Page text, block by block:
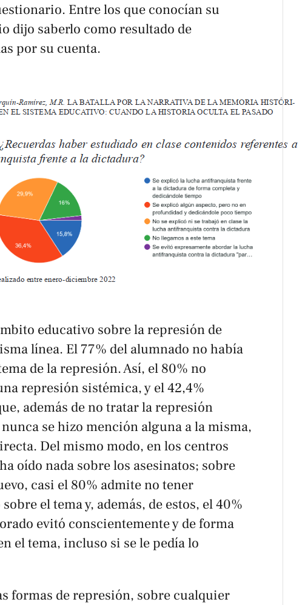
Entre los que conocían su
dijo saberlo como resultado de
por su cuenta.
educativo sobre la represión de
línea. El 77% del alumnado no había
de la represión. Así, el 80% no
represión sistémica, y el 42,4%
además de no tratar la represión
se hizo mención alguna a la misma,
Del mismo modo, en los centros
oído nada sobre los asesinatos; sobre
casi el 80% admite no tener
el tema y, además, de estos, el 40%
evitó conscientemente y de forma
el tema, incluso si se le pedía lo
formas de represión, sobre cualquier